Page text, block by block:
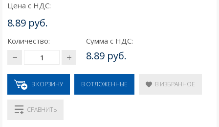
Цена с НДС:
8.89 руб.
Количество: Сумма с НДС:
8.89 руб.
В КОРЗИНУ В ОТЛОЖЕННЫЕ В ИЗБРАННОЕ
СРАВНИТЬ